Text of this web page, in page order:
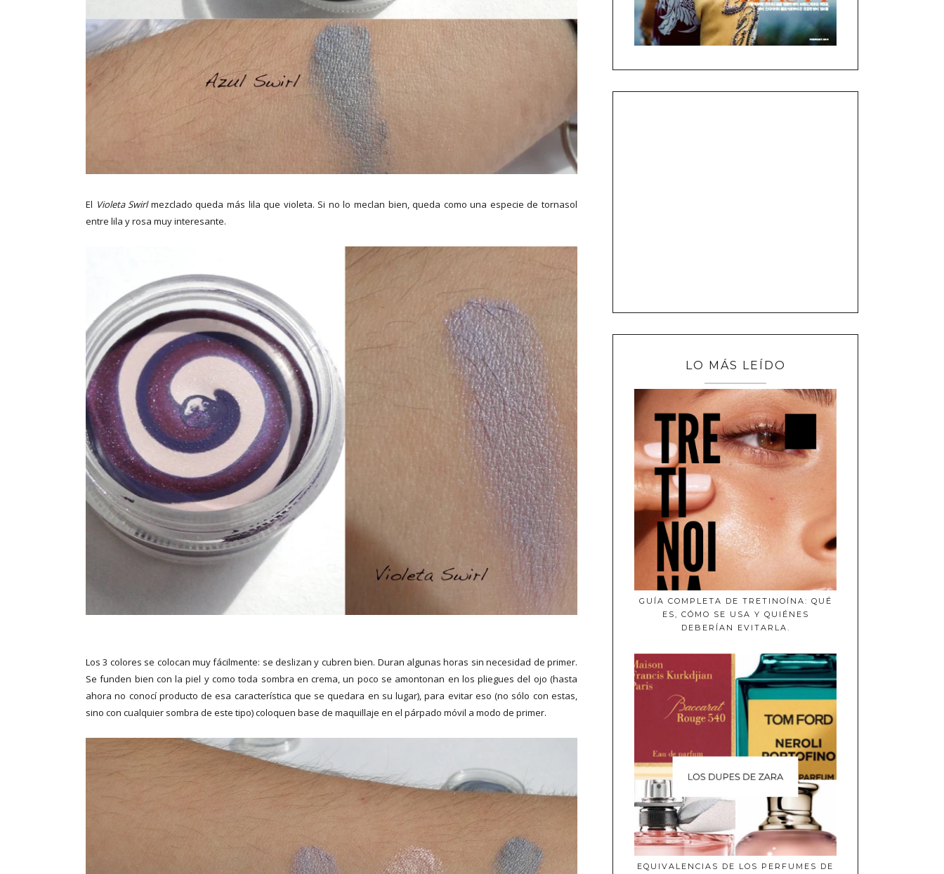
El Violeta Swirlmezclado queda más lila que violeta. Si no lo meclan bien, queda como una especie de tornasol
entre lila y rosa muy interesante.
Los 3 colores se colocan muy fácilmente: se deslizan y cubren bien. Duran algunas horas sin necesidad de primer.
Se funden bien con la piel y como toda sombra en crema, un poco se amontonan en los pliegues del ojo (hasta
ahora no conocí producto de esa característica que se quedara en su lugar), para evitar eso (no sólo con estas,
sino con cualquier sombra de este tipo) coloquen base de maquillaje en el párpado móvil a modo de primer.
LO MÁS LEÍDO
GUÍA COMPLETA DE TRETINOÍNA: QUÉ
ES, CÓMO SE USA Y QUIÉNES
DEBERÍAN EVITARLA.
EQUIVALENCIAS DE LOS PERFUMES DE